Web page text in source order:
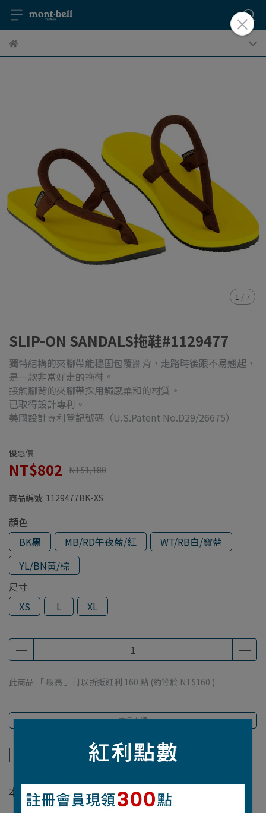
1 / 7
SLIP-ON SANDALS拖鞋#1129477
獨特結構的夾腳帶能穩固包覆腳背，走路時後跟不易翹起，
是一款非常好走的拖鞋。
接觸腳背的夾腳帶採用觸感柔和的材質。
已取得設計專利。
美國設計專利登記號碼（U.S.Patent No.D29/26675）
優惠價
NT$802 NT$1,180
商品編號: 1129477BK-XS
顏色
BK黑
MB/RD午夜藍/紅
WT/RB白/寶藍
YL/BN黃/棕
尺寸
XS
L XL
此商品 「 最高 」可以折抵紅利 160 點 (約等於 NT$160 )
商品介紹
本體：E.V.A.發泡材質外底：橡膠
【重量】